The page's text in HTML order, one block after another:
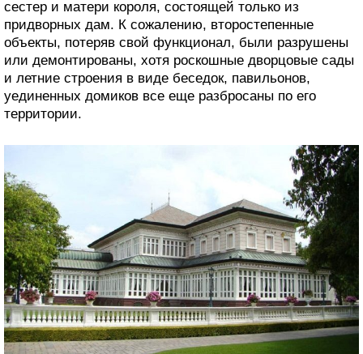
сестер и матери короля, состоящей только из
придворных дам. К сожалению, второстепенные
объекты, потеряв свой функционал, были разрушены
или демонтированы, хотя роскошные дворцовые сады
и летние строения в виде беседок, павильонов,
уединенных домиков все еще разбросаны по его
территории.